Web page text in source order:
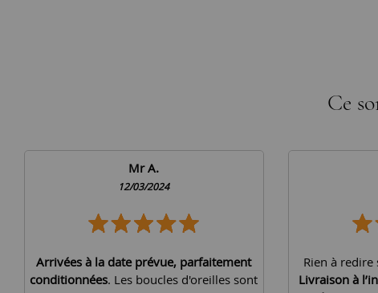
Ce
Mr A.
12/03/2024
Arrivées à la date prévue, parfaitement
conditionnées. Les boucles d'oreilles sont
Rien à redire
Livraison à